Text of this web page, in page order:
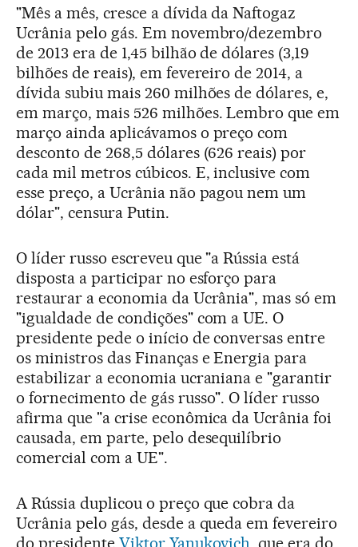
"Mês a mês, cresce a dívida da Naftogaz
Ucrânia pelo gás. Em novembro/dezembro
de 2013 era de 1,45 bilhão de dólares (3,19
bilhões de reais), em fevereiro de 2014, a
dívida subiu mais 260 milhões de dólares, e,
em março, mais 526 milhões. Lembro que em
março ainda aplicávamos o preço com
desconto de 268,5 dólares (626 reais) por
cada mil metros cúbicos. E, inclusive com
esse preço, a Ucrânia não pagou nem um
dólar", censura Putin.
O líder russo escreveu que "a Rússia está
disposta a participar no esforço para
restaurar a economia da Ucrânia", mas só em
"igualdade de condições" com a UE. O
presidente pede o início de conversas entre
os ministros das Finanças e Energia para
estabilizar a economia ucraniana e "garantir
o fornecimento de gás russo". O líder russo
afirma que "a crise econômica da Ucrânia foi
causada, em parte, pelo desequilíbrio
comercial com a UE".
A Rússia duplicou o preço que cobra da
Ucrânia pelo gás, desde a queda em fevereiro